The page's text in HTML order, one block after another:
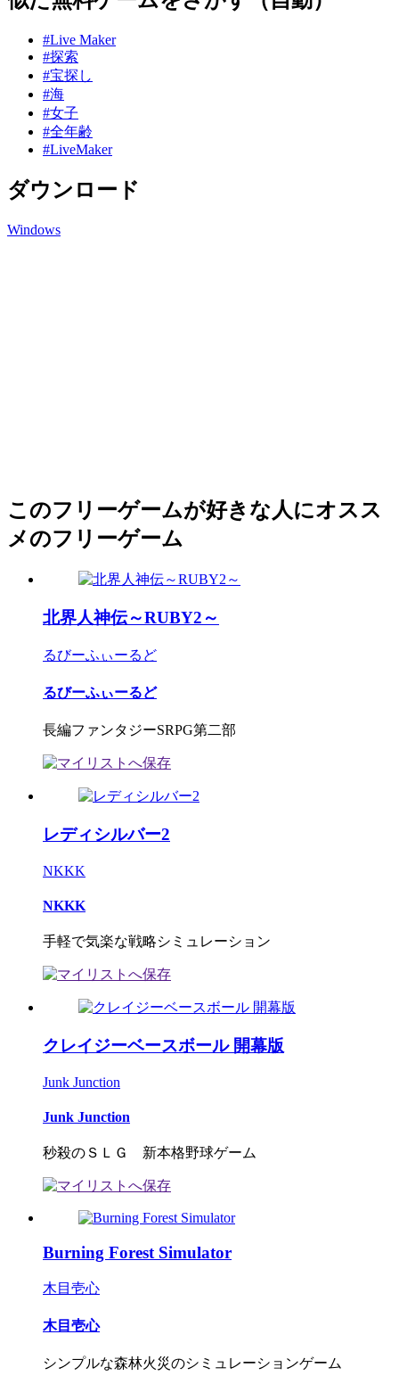
#Live Maker
#探索
#宝探し
#海
#女子
#全年齢
#LiveMaker
ダウンロード
Windows
このフリーゲームが好きな人にオスス
メのフリーゲーム
北界人神伝～RUBY2～
るびーふぃーるど
るびーふぃーるど
長編ファンタジーSRPG第二部
レディシルバー2
NKKK
NKKK
手軽で気楽な戦略シミュレーション
クレイジーベースボール 開幕版
Junk Junction
Junk Junction
秒殺のＳＬＧ 新本格野球ゲーム
Burning Forest Simulator
木目壱心
木目壱心
シンプルな森林火災のシミュレーションゲーム